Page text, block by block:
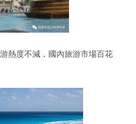
熱度不減，國內旅游市場百花